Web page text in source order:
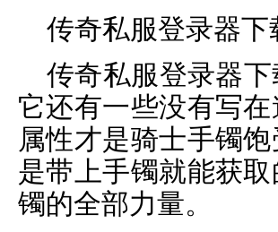
传奇私服登录器下
传奇私服登录器
它还有一些没有写
属性才是骑士手镯
是带上手镯就能获
镯的全部力量。